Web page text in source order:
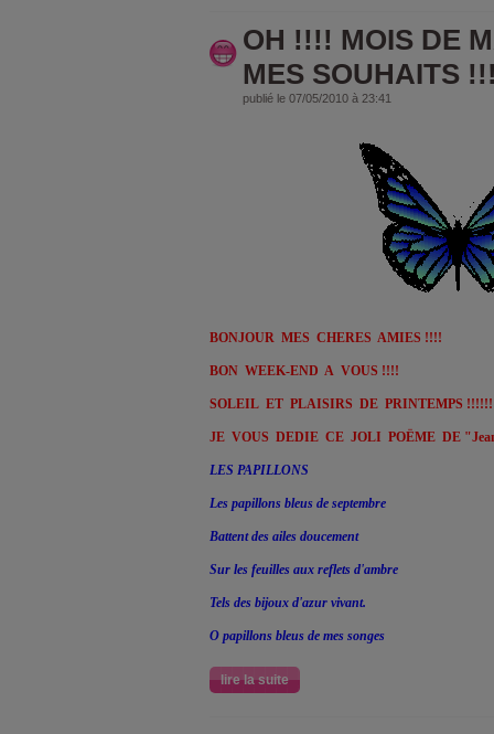
OH !!!! MOIS DE
MES SOUHAITS
publié le 07/05/2010 à 23:41
BONJOUR MES CHERES AMIES !!!!
BON WEEK-END A VOUS !!!!
SOLEIL ET PLAISIRS DE PRINTEMPS !!!!!!
JE VOUS DEDIE CE JOLI POËME DE
LES PAPILLONS
Les papillons bleus de septembre
Battent des ailes doucement
Sur les feuilles aux reflets d'ambre
Tels des bijoux d'azur vivant.
O papillons bleus de mes songes
lire la suite